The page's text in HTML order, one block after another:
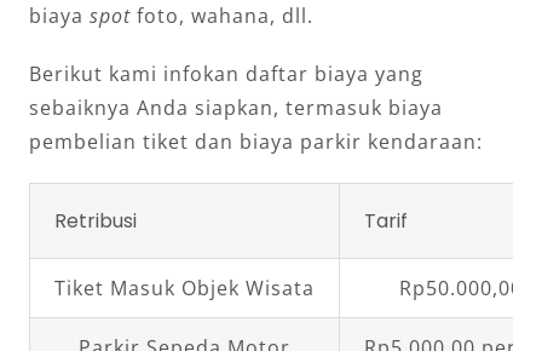
biaya spotfoto, wahana, dll.
Berikut kami infokan daftar biaya yang
sebaiknya Anda siapkan, termasuk biaya
pembelian tiket dan biaya parkir kendaraan:
Retribusi Tarif
Tiket Masuk Objek Wisata Rp50.000,00